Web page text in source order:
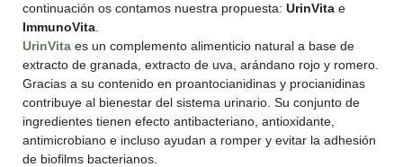
continuación os contamos nuestra propuesta: UrinVita e
ImmunoVita
UrinVita es un complemento alimenticio natural a base de
extracto de granada, extracto de uva, arándano rojo y romero.
Gracias a su contenido en proantocianidinas y procianidinas
contribuye al bienestar del sistema urinario. Su conjunto de
ingredientes tienen efecto antibacteriano, antioxidante,
antimicrobiano e incluso ayudan a romper y evitar la adhesión
de biofilms bacterianos.